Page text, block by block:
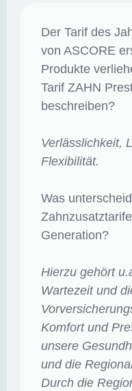
Der Tarif des
von ASCORE
Produkte
Tarif ZAHN
beschreiben?
Verlässlichkeit,
Flexibilität.
Was
Generation?
Hierzu gehört
Wartezeit und
Komfort und
unsere
und die
Durch die